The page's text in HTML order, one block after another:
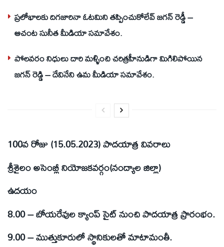
ప్రలోభాలకు దిగజారినా ఓటమిని తప్పించుకోలేవ్ జగన్ రెడ్డీ –
ఆచంట సునీత మీడియా సమావేశం.
పోలవరం నిధులు దారి మళ్ళించి చరిత్రహీనుడిగా మిగిలిపోయిన
జగన్ రెడ్డి – దేవినేని ఉమ మీడియా సమావేశం.
100వ రోజు (15.05.2023) పాదయాత్ర వివరాలు
శ్రీశైలం అసెంబ్లీ నియోజకవర్గం(నంద్యాల జిల్లా)
ఉదయం
8.00 – బోయరేవుల క్యాంప్ సైట్ నుంచి పాదయాత్ర ప్రారంభం.
9.00 – ముత్తుకూరులో స్థానికులతో మాటామంతీ.